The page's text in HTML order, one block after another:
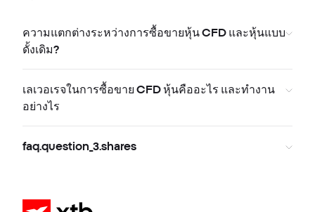
ความแตกต่างระหว่างการซื้อขายหุ้น CFD และหุ้นแบบ
ดั้งเดิม?
เลเวอเรจในการซื้อขาย CFD หุ้นคืออะไร และทำงาน
อย่างไร
faq.question_3.shares